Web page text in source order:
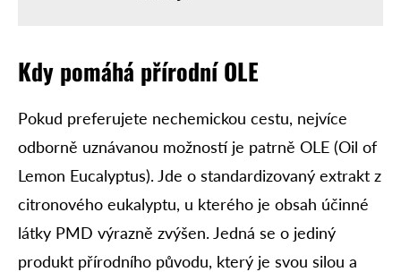
Kdy pomáhá přírodní OLE
Pokud preferujete nechemickou cestu, nejvíce
odborně uznávanou možností je patrně OLE (Oil of
Lemon Eucalyptus). Jde o standardizovaný extrakt z
citronového eukalyptu, u kterého je obsah účinné
látky PMD výrazně zvýšen. Jedná se o jediný
produkt přírodního původu, který je svou silou a